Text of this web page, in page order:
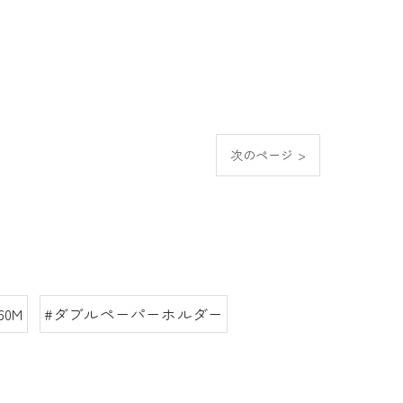
次のページ >
#ダブルペーパーホルダー